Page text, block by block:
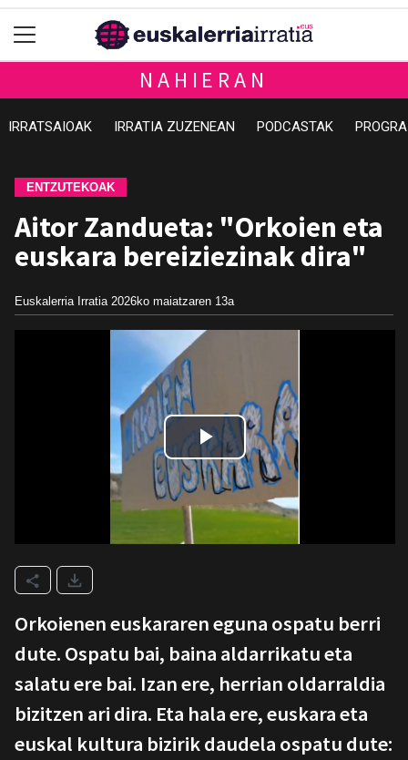
NAHIERAN
IRRATSAIOAK IRRATIA ZUZENEAN PODCASTAK
ENTZUTEKOAK
Aitor Zandueta: "Orkoien eta
euskara bereiziezinak dira"
Euskalerria Irratia 2026ko maiatzaren 13a
Orkoienen euskararen eguna ospatu berri
dute. Ospatu bai, baina aldarrikatu eta
salatu ere bai. Izan ere, herrian oldarraldia
bizitzen ari dira. Eta hala ere, euskara eta
euskal kultura bizirik daudela ospatu dute: